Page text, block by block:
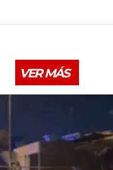
VER MÁS